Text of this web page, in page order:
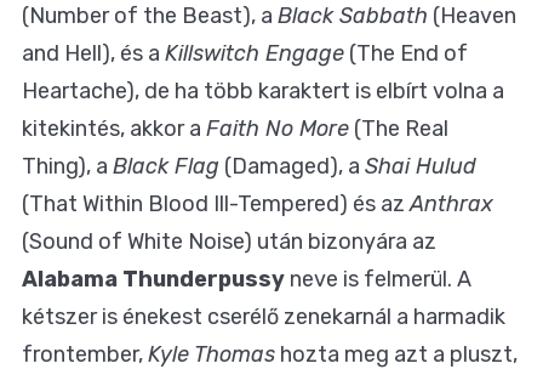
(Number of the Beast), a Black Sabbath (Heaven
and Hell), és a Killswitch Engage (The End of
Heartache), de ha több karaktert is elbírt volna a
kitekintés, akkor a Faith No More (The Real
Thing), a Black Flag (Damaged), a Shai Hulud
(That Within Blood Ill-Tempered) és azAnthrax
(Sound of White Noise) után bizonyára az
Alabama Thunderpussy neve is felmerül. A
kétszer is énekest cserélő zenekarnál a harmadik
frontember,Kyle Thomas hozta meg azt a pluszt,